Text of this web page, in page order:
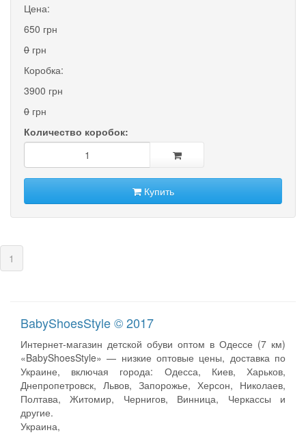
Цена:
650 грн
0 грн
Коробка:
3900 грн
0 грн
Количество коробок:
Купить
1
BabyShoesStyle © 2017
Интернет-магазин детской обуви оптом в Одессе (7 км)
«BabyShoesStyle» — низкие оптовые цены, доставка по
Украине, включая города: Одесса, Киев, Харьков,
Днепропетровск, Львов, Запорожье, Херсон, Николаев,
Полтава, Житомир, Чернигов, Винница, Черкассы и
другие.
Украина,